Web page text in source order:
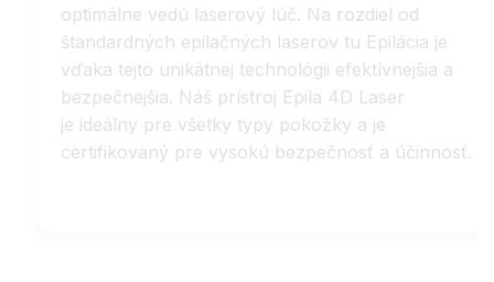
optimálne vedú laserový lúč. Na rozdiel od
štandardných epilačných laserov tu Epilácia je
vďaka tejto unikátnej technológii efektívnejšia a
bezpečnejšia. Náš prístroj Epila 4D Laser
je ideálny pre všetky typy pokožky a je
certifikovaný pre vysokú bezpečnosť a účinnosť.